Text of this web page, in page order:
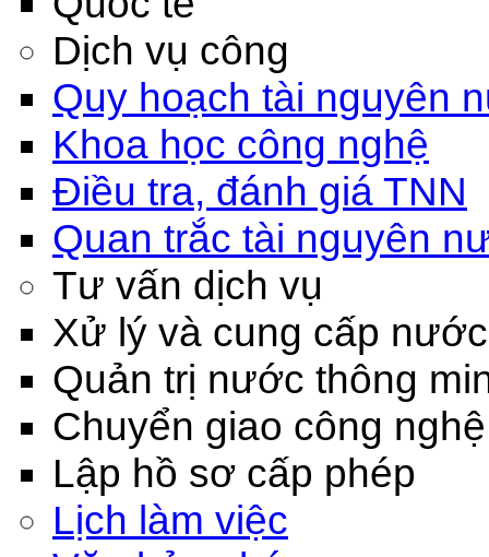
Dịch vụ công
Quy hoạch tài nguyên
Khoa học công nghệ
Điều tra, đánh giá TNN
Quan trắc tài nguyên
Tư vấn dịch vụ
Xử lý và cung cấp nước
Quản trị nước thông
Chuyển giao công nghệ
Lập hồ sơ cấp phép
Lịch làm việc